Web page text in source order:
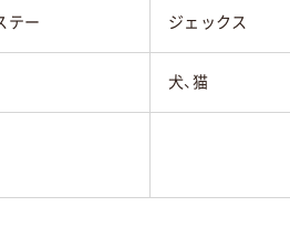
テー ジェックス
犬、猫